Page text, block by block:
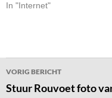
In "Internet"
Bericht
navigatie
VORIG BERICHT
Stuur Rouvoet foto